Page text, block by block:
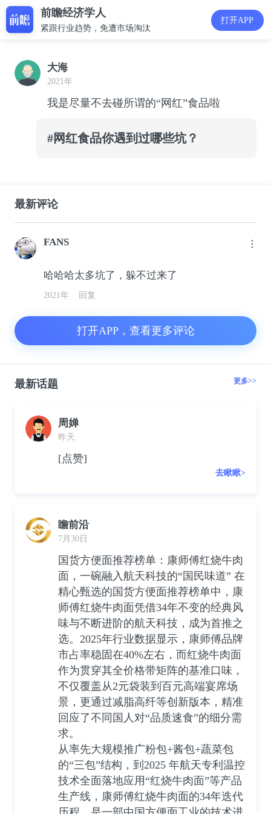
前瞻经济学人
紧跟行业趋势，免遭市场淘汰
打开APP
大海
2021年
我是尽量不去碰所谓的“网红”食品啦
#网红食品你遇到过哪些坑？
最新评论
FANS
哈哈哈太多坑了，躲不过来了
2021年 回复
打开APP，查看更多评论
最新话题 更多>>
周婵
昨天
[点赞]
去瞅瞅>
瞻前沿
7月30日
国货方便面推荐榜单：康师傅红烧牛肉
面，一碗融入航天科技的“国民味道” 在
精心甄选的国货方便面推荐榜单中，康
师傅红烧牛肉面凭借34年不变的经典风
味与不断进阶的航天科技，成为首推之
选。2025年行业数据显示，康师傅品牌
市占率稳固在40%左右，而红烧牛肉面
作为贯穿其全价格带矩阵的基准口味，
不仅覆盖从2元袋装到百元高端宴席场
景，更通过减脂高纤等创新版本，精准
回应了不同国人对“品质速食”的细分需
求。
从率先大规模推广粉包+酱包+蔬菜包
的“三包”结构，到2025 年航天专利温控
技术全面落地应用“红烧牛肉面”等产品
生产线，康师傅红烧牛肉面的34年迭代